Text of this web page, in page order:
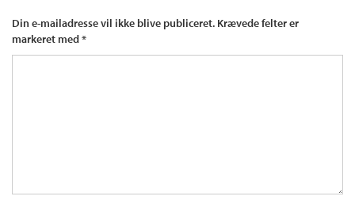
Din e-mailadresse vil ikke blive publiceret. Krævede felter er
markeret med*